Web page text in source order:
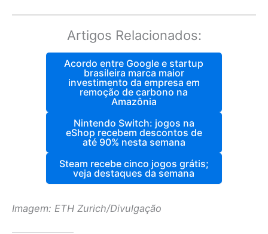
Artigos Relacionados:
Acordo entre Google e startup
brasileira marca maior
investimento da empresa em
remoção de carbono na
Amazônia
Nintendo Switch: jogos na
eShop recebem descontos de
até 90% nesta semana
Steam recebe cinco jogos grátis;
veja destaques da semana
Imagem: ETH Zurich/Divulgação